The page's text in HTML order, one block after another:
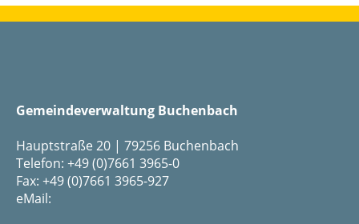
Gemeindeverwaltung Buchenbach
Hauptstraße 20 | 79256 Buchenbach
Telefon: +49 (0)7661 3965-0
Fax: +49 (0)7661 3965-927
eMail: